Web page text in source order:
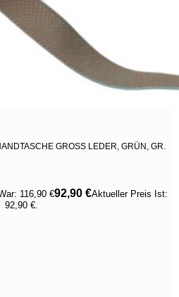
GROSS LEDER, GRÜN, GR.
116,90 €92,90 €Aktueller Preis Ist:
92,90 €.